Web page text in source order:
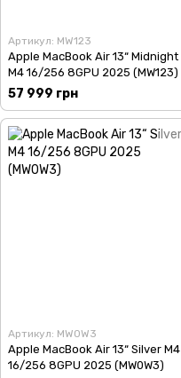
Артикул: MW123
Apple MacBook Air 13“ Midnight
M4 16/256 8GPU 2025 (MW123)
57 999 грн
Артикул: MW0W3
Apple MacBook Air 13“ Silver M4
16/256 8GPU 2025 (MW0W3)